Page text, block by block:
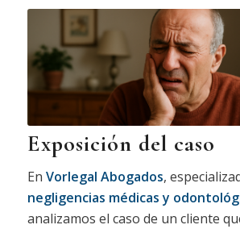
Exposición del caso
En Vorlegal Abogados,
negligencias médicas y
analizamos el caso de un cliente